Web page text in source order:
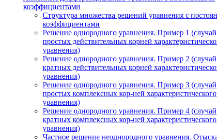
коэффициентами
Структура множества решений уравнения с
коэффициентами
Решение однородного уравнения. Пример 1 (случай
простых действительных корней
уравнения)
Решение однородного уравнения. Пример 2 (случай
кратных действительных корней
уравнения)
Решение однородного уравнения. Пример 3 (случай
простых комплексных кор-ней характеристического
уравнения)
Решение однородного уравнения. Пример 4 (случай
кратных комплексных кор-ней характеристического
уравнения)
Частное решение неоднородного уравнения.